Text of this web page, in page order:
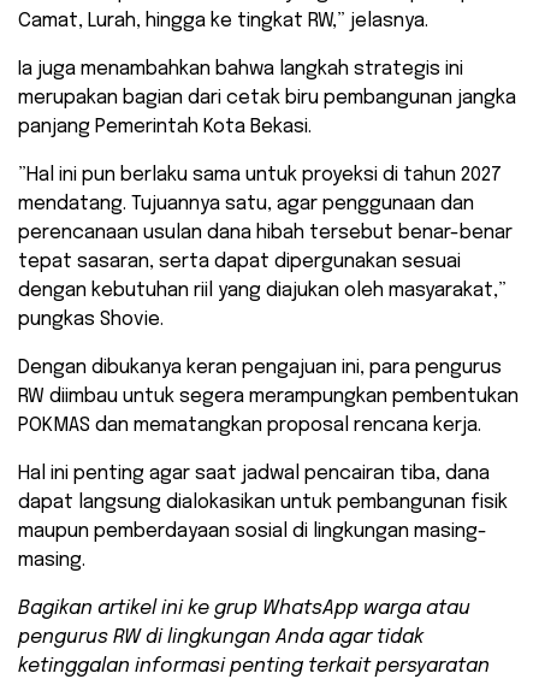
Camat, Lurah, hingga ke tingkat RW,” jelasnya.
​Ia juga menambahkan bahwa langkah strategis ini
merupakan bagian dari cetak biru pembangunan jangka
panjang Pemerintah Kota Bekasi.
​”Hal ini pun berlaku sama untuk proyeksi di tahun 2027
mendatang. Tujuannya satu, agar penggunaan dan
perencanaan usulan dana hibah tersebut benar-benar
tepat sasaran, serta dapat dipergunakan sesuai
dengan kebutuhan riil yang diajukan oleh masyarakat,”
pungkas Shovie.
​Dengan dibukanya keran pengajuan ini, para pengurus
RW diimbau untuk segera merampungkan pembentukan
POKMAS dan mematangkan proposal rencana kerja.
Hal ini penting agar saat jadwal pencairan tiba, dana
dapat langsung dialokasikan untuk pembangunan fisik
maupun pemberdayaan sosial di lingkungan masing-
masing.
Bagikan artikel ini ke grup WhatsApp warga atau
pengurus RW di lingkungan Anda agar tidak
ketinggalan informasi penting terkait persyaratan